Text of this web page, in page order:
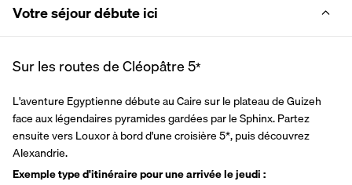
Votre séjour débute ici
Sur les routes de Cléopâtre5*
L'aventure Egyptienne débute au Caire sur le plateau de Guizeh
face aux légendaires pyramides gardées par le Sphinx. Partez
ensuite vers Louxor à bord d'une croisière 5*, puis découvrez
Alexandrie.
Exemple type d'itinéraire pour une arrivée le jeudi :